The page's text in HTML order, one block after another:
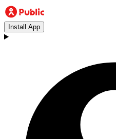
Install App